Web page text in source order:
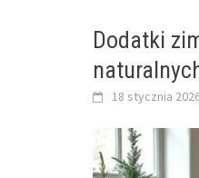
Dodatki
18 stycznia